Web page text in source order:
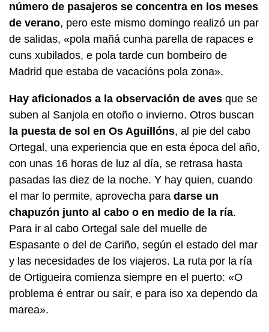
número de pasajeros se concentra en los meses
de verano, pero este mismo domingo realizó un par
de salidas, «pola mañá cunha parella de rapaces e
cuns xubilados, e pola tarde cun bombeiro de
Madrid que estaba de vacacións pola zona».
Hay aficionados a la observación de aves que se
suben al Sanjola en otoño o invierno. Otros buscan
la puesta de sol en Os Aguillóns, al pie del cabo
Ortegal, una experiencia que en esta época del año,
con unas 16 horas de luz al día, se retrasa hasta
pasadas las diez de la noche. Y hay quien, cuando
el mar lo permite, aprovecha para darse un
chapuzón junto al cabo o en medio de la ría.
Para ir al cabo Ortegal sale del muelle de
Espasante o del de Cariño, según el estado del mar
y las necesidades de los viajeros. La ruta por la ría
de Ortigueira comienza siempre en el puerto: «O
problema é entrar ou saír, e para iso xa dependo da
marea».